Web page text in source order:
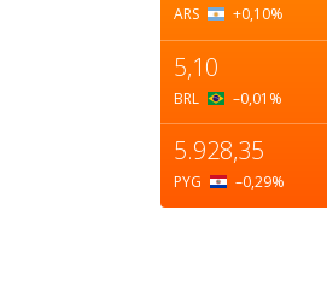
ARS +0,10%
5,10
BRL –0,01 %
5.928,35
PYG –0,29%